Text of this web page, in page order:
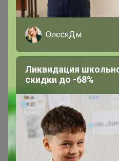
Цена:
- качество хорошее,
подарка супер! размер
ОлесяДм
Ликвидация
скидки до -68%